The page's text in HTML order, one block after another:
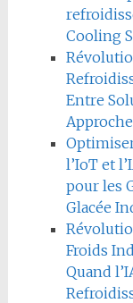
Cooling
Entre
l’IoT et
pour les
Glacée
Froids
Quand